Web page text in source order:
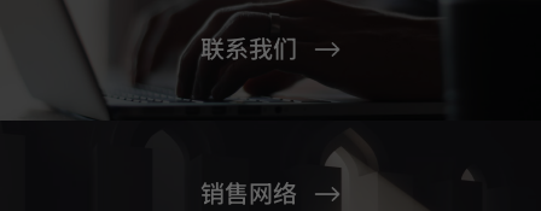
联系我们
销售网络